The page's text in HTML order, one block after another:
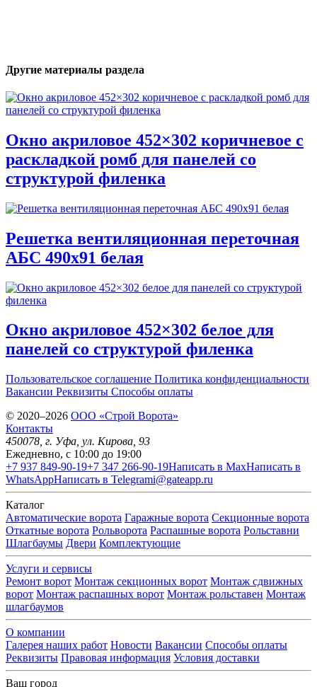
Другие материалы раздела
Окно акриловое 452×302 коричневое с
раскладкой ромб для панелей со
структурой филенка
Решетка вентиляционная переточная
АБС 490х91 белая
Окно акриловое 452×302 белое для
панелей со структурой филенка
Пользовательское соглашение Политика конфиденциальности
Вакансии Реквизиты Способы оплаты
© 2020–2026 OOO «Строй Ворота»
Контакты
450078 , г. Уфа ул. Кирова, 93
Ежедневно, с 10:00 до 19:00
+7 937 849-90-19+7 347 266-90-19Написать в MaxНаписать в
WhatsAppНаписать в Telegrami@gateapp.ru
Каталог
Автоматические ворота Гаражные ворота Секционные ворота
Откатные ворота Рольворота Распашные ворота Рольставни
Шлагбаумы Двери Комплектующие
Услуги и сервисы
Ремонт ворот Монтаж секционных ворот Монтаж сдвижных
ворот Монтаж распашных ворот Монтаж рольставен Монтаж
шлагбаумов
О компании
Галерея наших работ Новости Вакансии Способы оплаты
Реквизиты Правовая информация Условия доставки
Ваш город